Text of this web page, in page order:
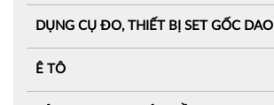
DỤNG CỤ ĐO, THIẾT BỊ SET GỐC DAO
Ê TÔ